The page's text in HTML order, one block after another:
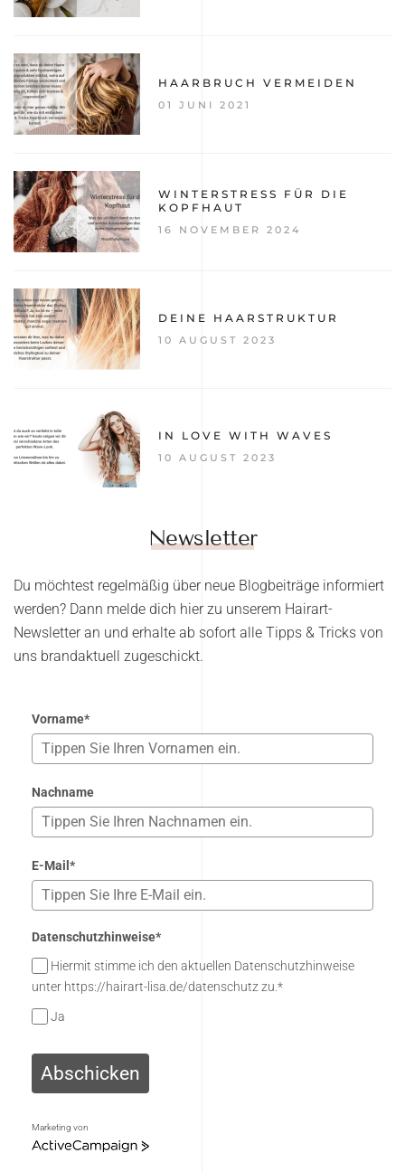
HAARBRUCH VERMEIDEN
01 JUNI 2021
WINTERSTRESS FÜR DIE
KOPFHAUT
16 NOVEMBER 2024
DEINE HAARSTRUKTUR
10 AUGUST 2023
IN LOVE WITH WAVES
10 AUGUST 2023
Newsletter
Du möchtest regelmäßig über neue Blogbeiträge informiert
werden? Dann melde dich hier zu unserem Hairart-
Newsletter an und erhalte ab sofort alle Tipps & Tricks von
uns brandaktuell zugeschickt.
Vorname*
Nachname
E-Mail*
Datenschutzhinweise*
Hiermit stimme ich den aktuellen Datenschutzhinweise
unter https://hairart-lisa.de/datenschutz zu.*
Ja
Abschicken
Marketing von
ActiveCampaign